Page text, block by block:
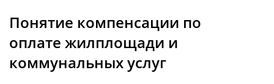
Понятие компенсации по
оплате жилплощади и
коммунальных услуг